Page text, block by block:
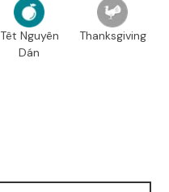
Têt Nguyên
Dán
Thanksgiving